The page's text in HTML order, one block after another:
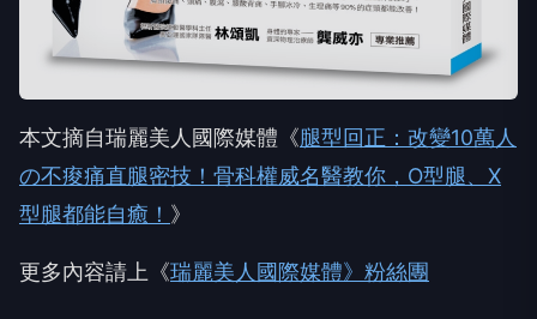
本文摘自瑞麗美人國際媒體《腿型回正：改變10萬人
の不痠痛直腿密技！骨科權威名醫教你，O型腿、X
型腿都能自癒！ 》
更多內容請上《瑞麗美人國際媒體》粉絲團